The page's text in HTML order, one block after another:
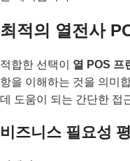
최적의 열전사
적합한 선택이 열 POS 프
항을 이해하는 것을 의미
데 도움이 되는 간단한 접
비즈니스 필요성